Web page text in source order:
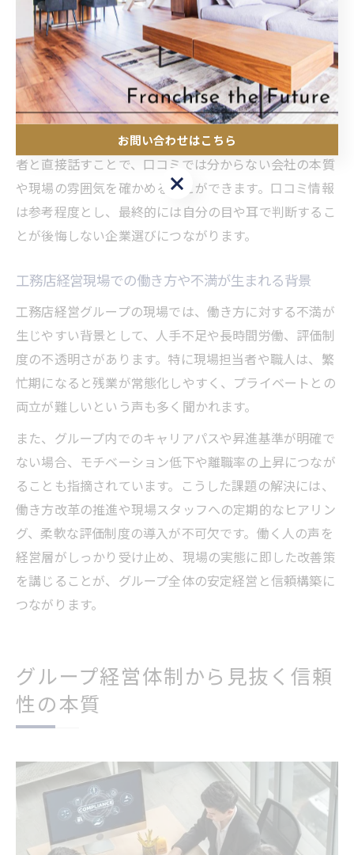
ビス品質や現場対応力が見えにくくなっているケースも
あります。
例えば「現場監督の対応が遅い」「アフターフォローが
不十分」といった口コミが複数見受けられる場合、グル
ープ内での教育体制や現場管理方法に課題が潜んでいる
可能性があります。一方で、実際に現場を訪問し、担当
者と直接話すことで、口コミでは分からない会社の本質
や現場の雰囲気を確かめることができます。口コミ情報
は参考程度とし、最終的には自分の目や耳で判断するこ
とが後悔しない企業選びにつながります。
工務店経営現場での働き方や不満が生まれる背景
工務店経営グループの現場では、働き方に対する不満が
生じやすい背景として、人手不足や長時間労働、評価制
度の不透明さがあります。特に現場担当者や職人は、繁
忙期になると残業が常態化しやすく、プライベートとの
両立が難しいという声も多く聞かれます。
また、グループ内でのキャリアパスや昇進基準が明確で
ない場合、モチベーション低下や離職率の上昇につなが
ることも指摘されています。こうした課題の解決には、
働き方改革の推進や現場スタッフへの定期的なヒアリン
グ、柔軟な評価制度の導入が不可欠です。働く人の声を
経営層がしっかり受け止め、現場の実態に即した改善策
を講じることが、グループ全体の安定経営と信頼構築に
つながります。
グループ経営体制から見抜く信頼
性の本質
お問い合わせはこちら
お問い合わせはこちら